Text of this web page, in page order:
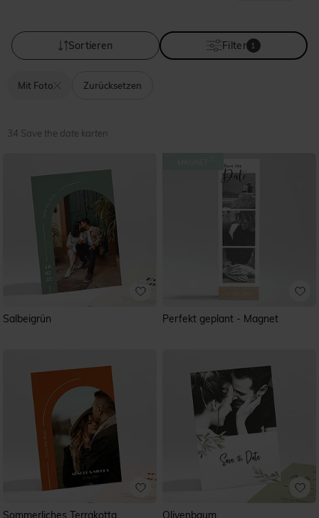
besonderen Karten schon mehrere Monate oder sogar ein
ganzes Jahr vor der Hochzeit versandt werden. Auf einer
Save-the-Date Karte steht traditionell nur das Datum Ihrer
werden erst mit den Einladungskarten zur Hochzeit
können. Alle Karten werden von unseren hauseigenen
Modell unterschiedlich. Entdecken Sie in unserer
Designselection beispielsweise florale Vintage-Designs,
originelle Foto-Karten oder moderne Save the Date-
Einladungen im Quadratischen Format, die an ein Polaroid
Sortieren Filter 1
Mit Foto Zurücksetzen
34 Save the date karten
Salbeigrün Perfekt geplant - Magnet
Sommerliches Terrakotta Olivenbaum